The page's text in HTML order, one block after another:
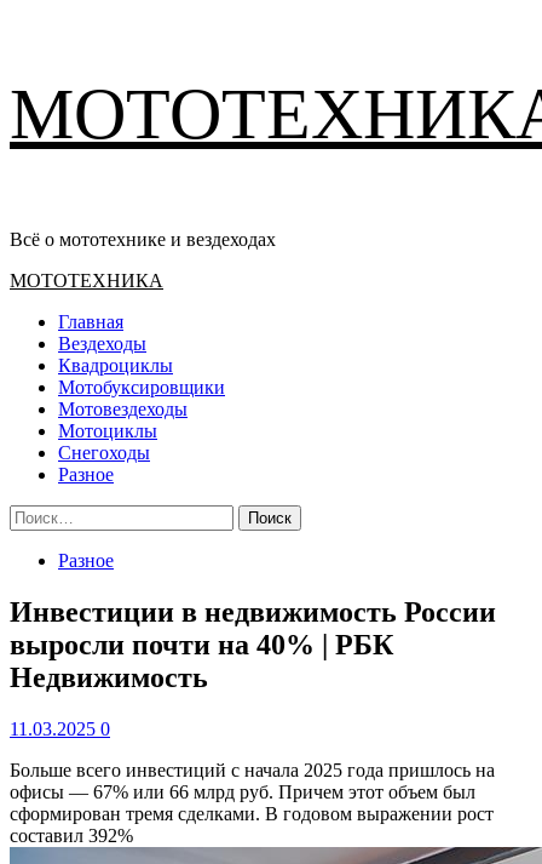
содержимому
Всё о мототехнике и вездеходах
Основное
МОТОТЕХНИКА
Главная
Вездеходы
Квадроциклы
Мотобуксировщики
Мотовездеходы
Мотоциклы
Снегоходы
Разное
Найти:
Разное
Инвестиции в недвижимость России
выросли почти на 40% | РБК
Недвижимость
11.03.2025 0
Больше всего инвестиций с начала 2025 года пришлось на
офисы — 67% или 66 млрд руб. Причем этот объем был
сформирован тремя сделками. В годовом выражении рост
составил 392%